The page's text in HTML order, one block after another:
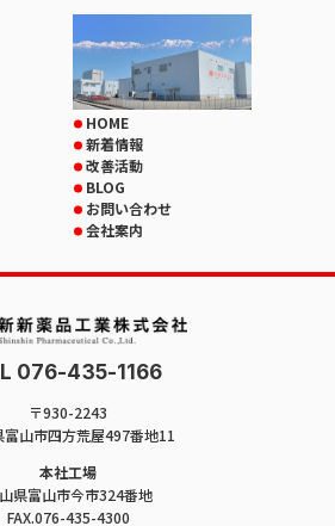
HOME
新着情報
改善活動
BLOG
お問い合わせ
会社案内
076-435-1166
〒930-2243
富山市四方荒屋497番地11
本社工場
県富山市今市324番地
FAX.076-435-4300